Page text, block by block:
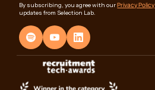
By subscribing, you agree with ourPrivacy Policy
updates from Selection Lab.